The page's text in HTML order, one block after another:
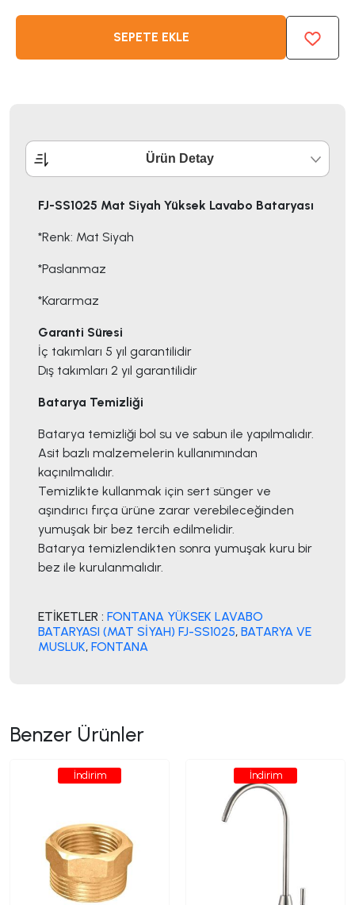
SEPETE EKLE
Ürün Detay
FJ-SS1025 Mat Siyah Yüksek Lavabo Bataryası
*Renk: Mat Siyah
*Paslanmaz
*Kararmaz
Garanti Süresi
İç takımları 5 yıl garantilidir
Dış takımları 2 yıl garantilidir
Batarya Temizliği
Batarya temizliği bol su ve sabun ile yapılmalıdır.
Asit bazlı malzemelerin kullanımından
kaçınılmalıdır.
Temizlikte kullanmak için sert sünger ve
aşındırıcı fırça ürüne zarar verebileceğinden
yumuşak bir bez tercih edilmelidir.
Batarya temizlendikten sonra yumuşak kuru bir
bez ile kurulanmalıdır.
ETİKETLER : FONTANA YÜKSEK LAVABO
BATARYASI (MAT SİYAH) FJ-SS1025, BATARYA VE
MUSLUK, FONTANA
Benzer Ürünler
İndirim İndirim